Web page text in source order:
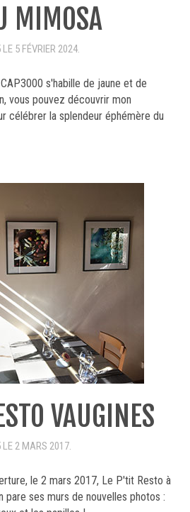
MIMOSA
LE 5 FÉVRIER 2024.
s'habille de jaune et de
vous pouvez découvrir mon
célébrer la splendeur éphémère du
VAUGINES
LE 2 MARS 2017.
le 2 mars 2017, Le P'tit Resto à
pare ses murs de nouvelles photos :